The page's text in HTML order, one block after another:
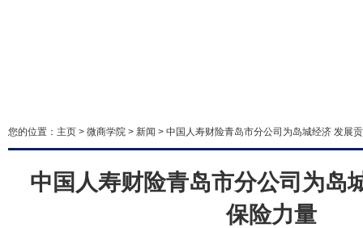
您的位置： 主页 > 微商学院 > 新闻 > 中国人寿财险青岛市分公司为岛城经济 发展
中国人寿财险青岛市分公司为岛
保险力量